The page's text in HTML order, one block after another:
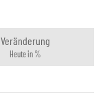
Veränderung
Heute in %